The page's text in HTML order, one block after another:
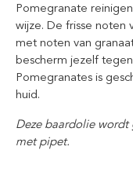
Pomegranate
wijze. De frisse noten
met noten van
bescherm jezelf
Pomegranates is
huid.
Deze baardolie wordt
met pipet.